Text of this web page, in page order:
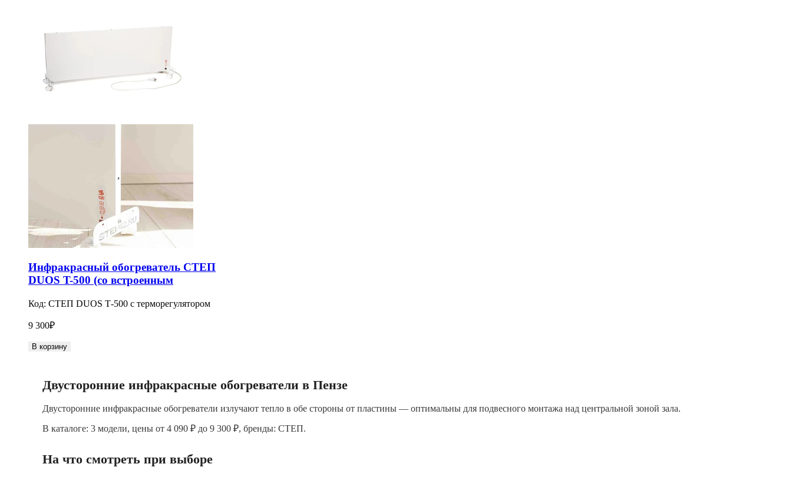
Инфракрасный обогреватель СТЕП
DUOS T-500 (со встроенным
Код: СТЕП DUOS Т-500 с терморегулятором
9 300₽
В корзину
Двусторонние инфракрасные обогреватели в Пензе
Двусторонние инфракрасные обогреватели излучают тепло в обе стороны от пластины — оптимальны для подвесного монтажа над центральной зоной зала.
В каталоге: 3 модели, цены от 4 090 ₽ до 9 300 ₽, бренды: СТЕП.
На что смотреть при выборе